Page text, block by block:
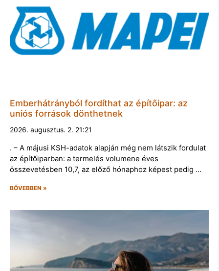
Emberhátrányból fordíthat az építőipar: az
uniós források dönthetnek
2026. augusztus. 2. 21:21
. – A májusi KSH-adatok alapján még nem látszik fordulat
az építőiparban: a termelés volumene éves
összevetésben 10,7, az előző hónaphoz képest pedig …
BŐVEBBEN »